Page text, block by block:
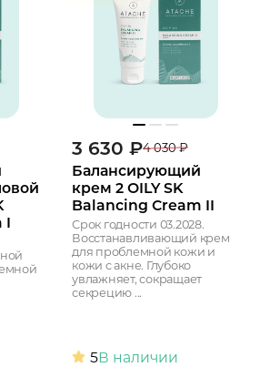
I
3 630 ₽4 030₽
Балансирующий
крем 2 OILY SK
Balancing Cream II
Срок годности 03.2028.
Восстанавливающий крем
для проблемной кожи и
кожи с акне. Глубоко
увлажняет, сокращает
секрецию ...
5В наличии